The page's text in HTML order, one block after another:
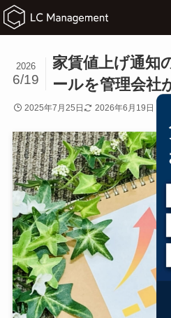
家賃値上げ通知
ールを管理会社
2026
6/19
2025年7月25日 2026年6月19日